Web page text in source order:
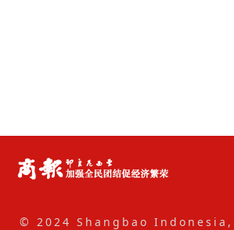
© 2024 Shangbao Indonesia,